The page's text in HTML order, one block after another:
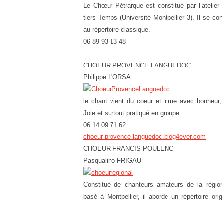
Le Chœur Pétrarque est constitué par l’atelier
tiers Temps (Université Montpellier 3). Il se
au répertoire classique.
06 89 93 13 48
-
CHOEUR PROVENCE LANGUEDOC
Philippe L'ORSA
le chant vient du coeur et rime avec
Joie et surtout pratiqué en groupe
06 14 09 71 62
choeur-provence-languedoc.blog4ever.com
CHOEUR FRANCIS POULENC
Pasqualino FRIGAU
Constitué de chanteurs amateurs de la
basé à Montpellier, il aborde un répertoire